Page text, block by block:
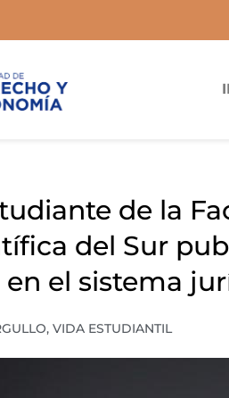
de la
del Sur
el sistema
, VIDA ESTUDIANTIL